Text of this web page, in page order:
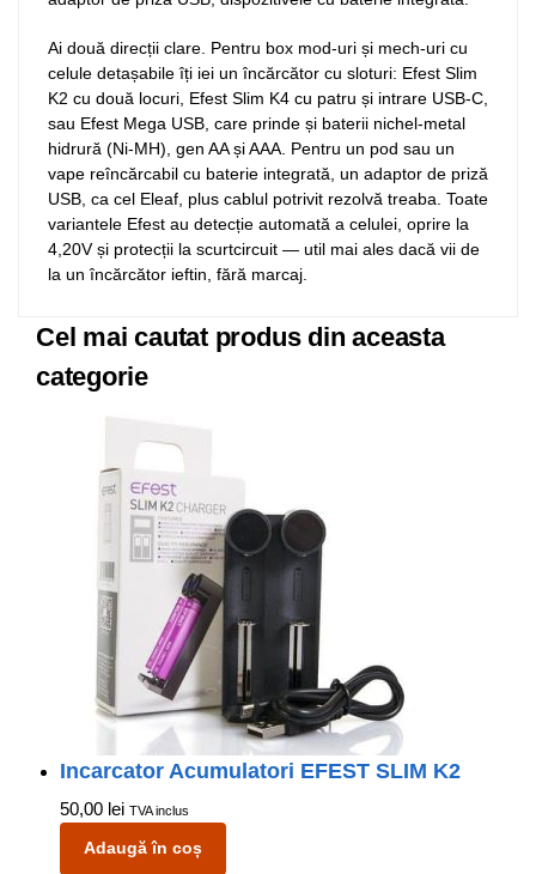
Ai două direcții clare. Pentru box mod-uri și mech-uri cu
celule detașabile îți iei un încărcător cu sloturi: Efest Slim
K2 cu două locuri, Efest Slim K4 cu patru și intrare USB-C,
sau Efest Mega USB, care prinde și baterii nichel-metal
hidrură (Ni-MH), gen AA și AAA. Pentru un pod sau un
vape reîncărcabil cu baterie integrată, un adaptor de priză
USB, ca cel Eleaf, plus cablul potrivit rezolvă treaba. Toate
variantele Efest au detecție automată a celulei, oprire la
4,20V și protecții la scurtcircuit — util mai ales dacă vii de
la un încărcător ieftin, fără marcaj.
Cel mai cautat produs din aceasta
categorie
Incarcator Acumulatori EFEST SLIM K2
50,00 lei TVA inclus
Adaugă în coș